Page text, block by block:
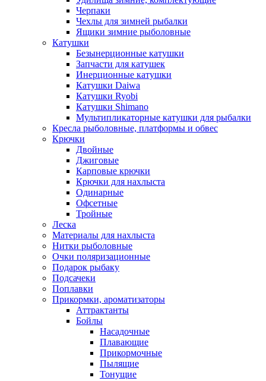
Черпаки
Чехлы для зимней рыбалки
Ящики зимние рыболовные
Катушки
Безынерционные катушки
Запчасти для катушек
Инерционные катушки
Катушки Daiwa
Катушки Ryobi
Катушки Shimano
Мультипликаторные катушки для рыбалки
Кресла рыболовные, платформы и обвес
Крючки
Двойные
Джиговые
Карповые крючки
Крючки для нахлыста
Одинарные
Офсетные
Тройные
Леска
Материалы для нахлыста
Нитки рыболовные
Очки поляризационные
Подарок рыбаку
Подсачеки
Поплавки
Прикормки, ароматизаторы
Аттрактанты
Бойлы
Насадочные
Плавающие
Прикормочные
Пылящие
Тонущие